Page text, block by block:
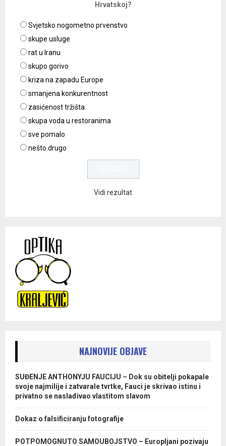
Hrvatskoj?
Svjetsko nogometno prvenstvo
skupe usluge
rat u Iranu
skupo gorivo
kriza na zapadu Europe
smanjena konkurentnost
zasićenost tržišta
skupa voda u restoranima
sve pomalo
nešto drugo
Vidi rezultat
NAJNOVIJE OBJAVE
SUĐENJE ANTHONYJU FAUCIJU – Dok su obitelji pokapale
svoje najmilije i zatvarale tvrtke, Fauci je skrivao istinu i
privatno se naslađivao vlastitom slavom
Dokaz o falsificiranju fotografije
POTPOMOGNUTO SAMOUBOJSTVO – Europljani pozivaju